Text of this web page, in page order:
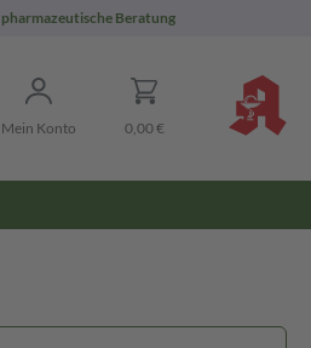
pharmazeutische Beratung
Mein Konto 0,00 €